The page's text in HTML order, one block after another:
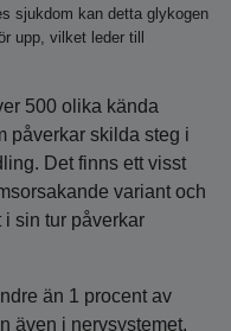
sjukdom kan detta glykogen
upp, vilket leder till
500 olika kända
påverkar skilda steg i
Det finns ett visst
variant och
i sin tur påverkar
än 1 procent av
även i nervsystemet.